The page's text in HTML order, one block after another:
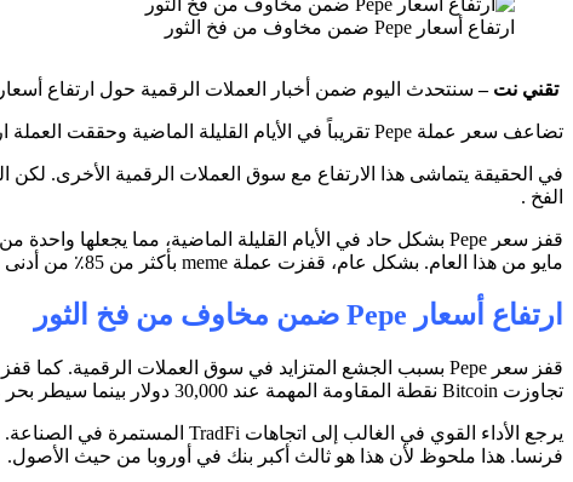
ارتفاع أسعار Pepe ضمن مخاوف من فخ الثور
تقني نت –سنتحدث اليوم ضمن أخبار العملات الرقمية حول ارتفاع أسعار Pepe ضمن مخاوف من فخ الثور.
تضاعف سعر عملة Pepe تقريباً في الأيام القليلة الماضية وحققت العملة ارتفاع أسعار Pepe ضمن مخاوف من فخ الثور.
الفخ .
مايو من هذا العام. بشكل عام، قفزت عملة meme بأكثر من 85٪ من أدنى مستوى لها هذا الشهر.
ارتفاع أسعار Pepe ضمن مخاوف من فخ الثور
تجاوزت Bitcoin نقطة المقاومة المهمة عند 30,000 دولار بينما سيطر بحر من الأخضر على السوق.
فرنسا. هذا ملحوظ لأن هذا هو ثالث أكبر بنك في أوروبا من حيث الأصول.